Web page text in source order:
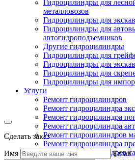
Гидроцилиндры для
металловозов
Гидроцилиндры для
Гидроцилиндры для
автогидроподъемников
Другие гидроцилиндры
Гидроцилиндры для
Гидроцилиндры для
Гидроцилиндры для
Гидроцилиндры для
Услуги
Ремонт гидроцилиндров
Ремонт гидроцилиндра
Ремонт гидроцилиндра
Ремонт гидроцилиндра
Ремонт гидроцилиндров
Ремонт гидроцилиндра
Ремонт гидроцилиндров
Сделать заказ
Имя
Email